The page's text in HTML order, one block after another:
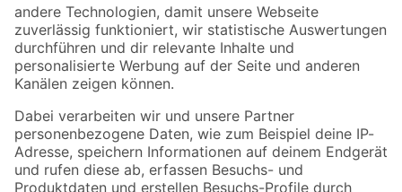
Zur Newsletter Anmeldung
Folge uns
Zahlungsarten Versandarten